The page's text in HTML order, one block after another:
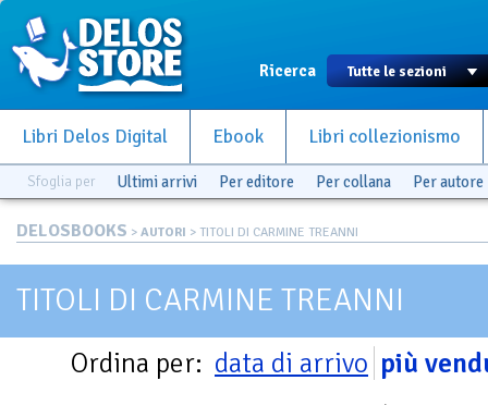
Ricerca
Libri Delos Digital Ebook Libri collezionismo
Sfoglia per Ultimi arrivi Per editore Per collana Per autore
DELOSBOOKS > AUTORI > TITOLI DI CARMINE TREANNI
TITOLI DI CARMINE TREANNI
Ordina per: data di arrivo più